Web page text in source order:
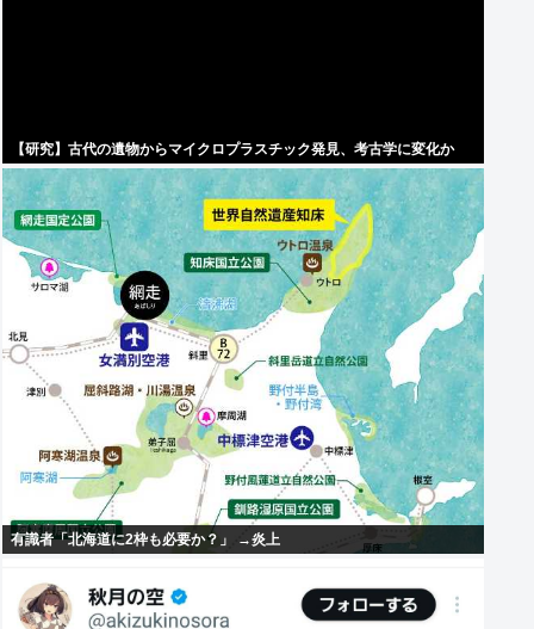
【研究】古代の遺物からマイクロプラスチック発見、考古学に変化か
有識者「北海道に2枠も必要か？」 →炎上